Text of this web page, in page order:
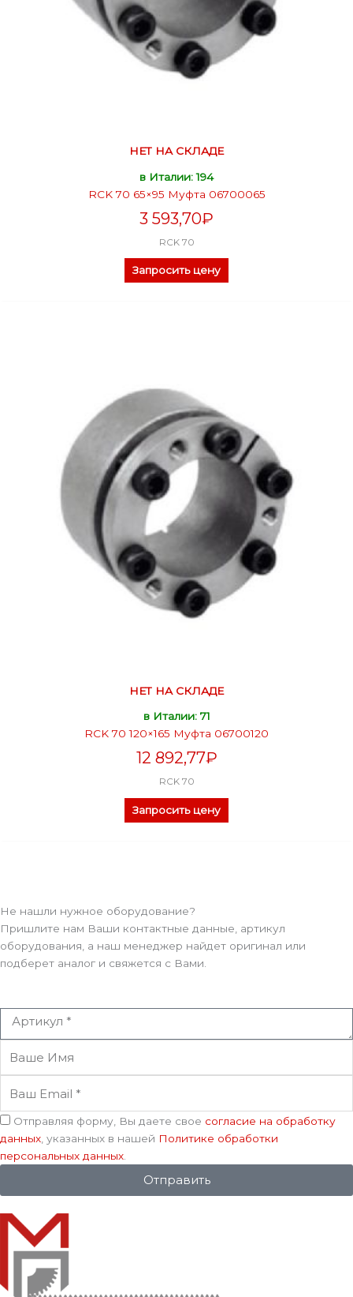
НЕТ НА СКЛАДЕ
в Италии: 194
RCK 70 65×95 Муфта 06700065
3 593,70₽
RCK 70
Запросить цену
НЕТ НА СКЛАДЕ
в Италии: 71
RCK 70 120×165 Муфта 06700120
12 892,77₽
RCK 70
Запросить цену
Не нашли нужное оборудование?
Пришлите нам Ваши контактные данные, артикул
оборудования, а наш менеджер найдет оригинал или
подберет аналог и свяжется с Вами.
Артикул
Имя
Email
Соглашение
Отправляя форму, Вы даете свое согласие на обработку
данных , указанных в нашей Политике обработки
персональных данных
Отправить